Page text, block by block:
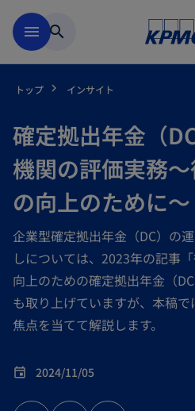
menu search
トップ インサイト
確定拠出年金（
機関の評価実務
の向上のために～
企業型確定拠出年金（DC）の
しについては、2023年の記事
向上のための確定拠出年金（
も取り上げていますが、本稿
焦点を当てて解説します。
event 2024/11/05
新 新